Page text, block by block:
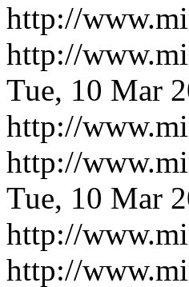
http://
http://
Tue, 10 Mar
http://
http://
Tue, 10 Mar
http://
http://